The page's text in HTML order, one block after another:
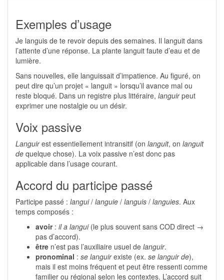
Exemples d’usage
Je languis de te revoir depuis des semaines. Il languit dans
l’attente d’une réponse. La plante languit faute d’eau et de
lumière.
Sans nouvelles, elle languissait d’impatience. Au figuré, on
peut dire qu’un projet « languit » lorsqu’il avance mal ou
reste bloqué. Dans un registre plus littéraire, languirpeut
exprimer une nostalgie ou un désir.
Voix passive
Languirest essentiellement intransitif (on languit, on languit
de quelque chose). La voix passive n’est donc pas
applicable dans l’usage courant.
Accord du participe passé
Participe passé : langui/ languie / languis / languies. Aux
temps composés :
avoir: il a langui(le plus souvent sans COD direct →
pas d’accord).
être n’est pas l’auxiliaire usuel de languir.
pronominal : se languirexiste (ex. se languir de),
mais il est moins fréquent et peut être ressenti comme
familier ou régional selon les contextes. L’accord suit